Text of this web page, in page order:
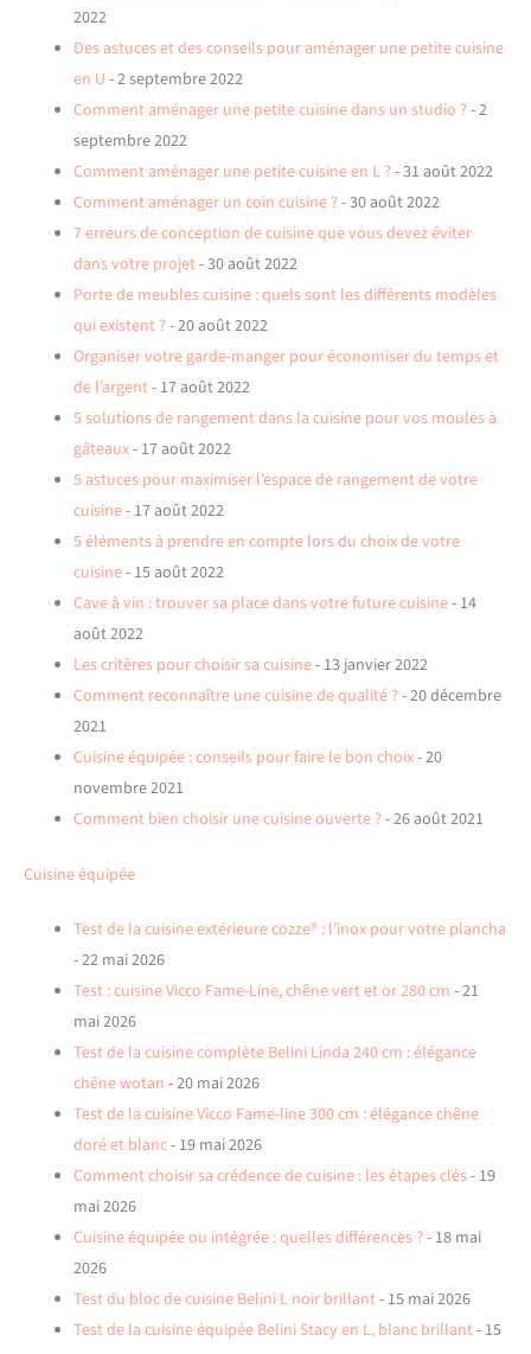
2022
Des astuces et des conseils pour aménager une petite cuisine
en U - 2 septembre 2022
Comment aménager une petite cuisine dans un studio ?- 2
septembre 2022
Comment aménager une petite cuisine en L ?- 31 août 2022
Comment aménager un coin cuisine ?- 30 août 2022
7 erreurs de conception de cuisine que vous devez éviter
dans votre projet- 30 août 2022
Porte de meubles cuisine : quels sont les différents modèles
qui existent ?- 20 août 2022
Organiser votre garde-manger pour économiser du temps et
de l’argent- 17 août 2022
5 solutions de rangement dans la cuisine pour vos moules à
gâteaux- 17 août 2022
5 astuces pour maximiser l’espace de rangement de votre
cuisine- 17 août 2022
5 éléments à prendre en compte lors du choix de votre
cuisine- 15 août 2022
Cave à vin : trouver sa place dans votre future cuisine- 14
août 2022
Les critères pour choisir sa cuisine- 13 janvier 2022
Comment reconnaître une cuisine de qualité ?- 20 décembre
2021
Cuisine équipée : conseils pour faire le bon choix- 20
novembre 2021
Comment bien choisir une cuisine ouverte ?- 26 août 2021
Cuisine équipée
Test de la cuisine extérieure cozze® : l’inox pour votre plancha
- 22 mai 2026
Test : cuisine Vicco Fame-Line, chêne vert et or 280 cm - 21
mai 2026
Test de la cuisine complète Belini Linda 240 cm : élégance
chêne wotan - 20 mai 2026
Test de la cuisine Vicco Fame-line 300 cm : élégance chêne
doré et blanc- 19 mai 2026
Comment choisir sa crédence de cuisine : les étapes clés- 19
mai 2026
Cuisine équipée ou intégrée : quelles différences ?- 18 mai
2026
Test du bloc de cuisine Belini L noir brillant- 15 mai 2026
Test de la cuisine équipée Belini Stacy en L, blanc brillant- 15